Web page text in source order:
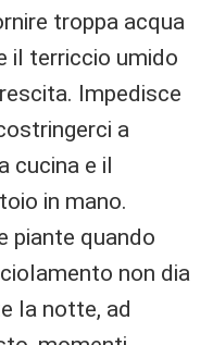
troppa acqua
il terriccio umido
Impedisce
a
cucina e il
in mano.
piante quando
non dia
la notte, ad